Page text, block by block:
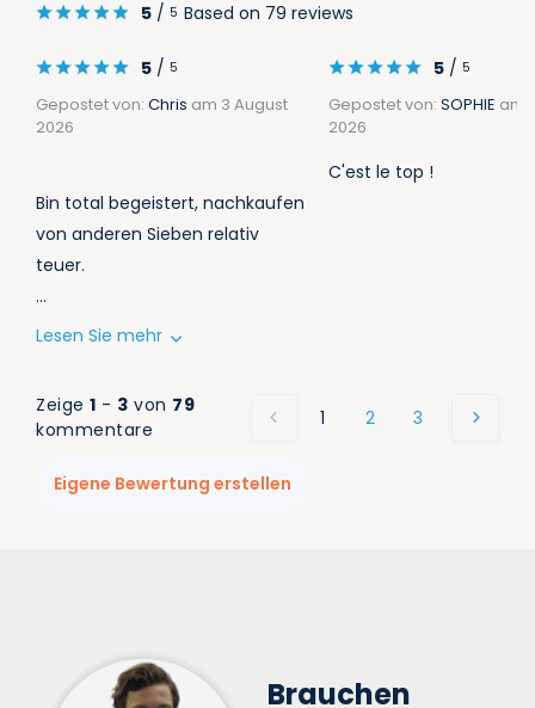
5 / 5 Based on 79 reviews
5 / 5
Gepostet von: Chris am 3 August
2026
Bin total begeistert, nachkaufen
von anderen Sieben relativ
teuer.
...
Lesen Sie mehr
5 / 5
Gepostet von: SOPHIE am
2026
C'est le top !
Zeige 1 - 3 von 79
kommentare
1 2 3
Eigene Bewertung erstellen
Brauchen